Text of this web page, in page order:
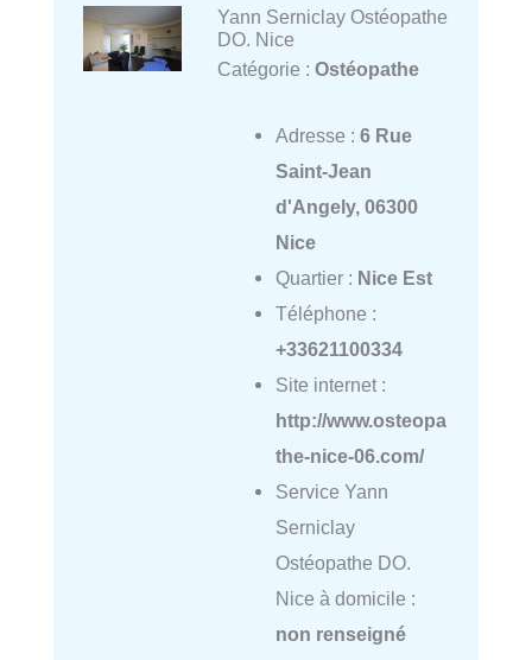
Yann Serniclay Ostéopathe
DO. Nice
Catégorie : Ostéopathe
Adresse : 6 Rue
Saint-Jean
d'Angely, 06300
Nice
Quartier : Nice Est
Téléphone :
+33621100334
Site internet :
http://www.osteopa
the-nice-06.com/
Service Yann
Serniclay
Ostéopathe DO.
Nice à domicile :
non renseigné